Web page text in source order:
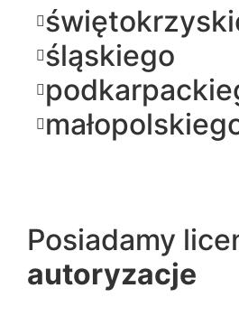
śląskiego
Posiadamy
autoryzacje